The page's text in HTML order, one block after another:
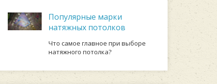
Популярные марки
натяжных потолков
Что самое главное при выборе
натяжного потолка?